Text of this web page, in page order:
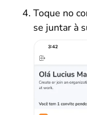
Toque no
se juntar à